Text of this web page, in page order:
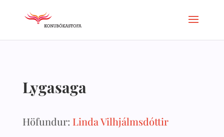
Lygasaga
Höfundur: Linda Vilhjálmsdóttir